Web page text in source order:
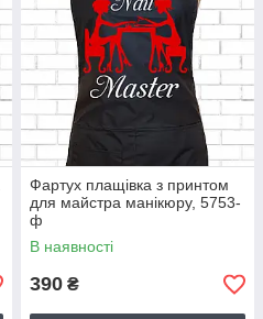
Фартух плащівка з принтом
для майстра манікюру, 5753-
ф
В наявності
390 ₴